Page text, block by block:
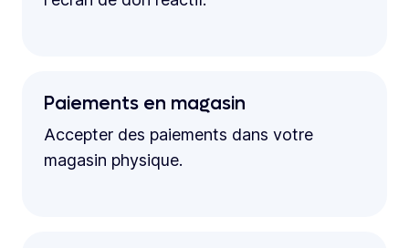
Paiements en magasin
Accepter des paiements dans votre
magasin physique.